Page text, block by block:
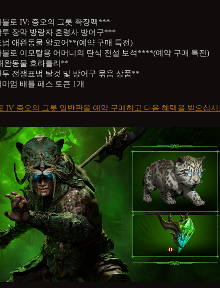
블로 IV: 증오의 그릇 확장팩***
투 장막 방랑자 혼령사 방어구***
범 애완동물 알코어**(예약 구매 특전)
블로 이모탈용 어머니의 탄식 전설 보석****(예약 구매 특전)
완동물 흐라틀리**
투 전쟁표범 탈것 및 방어구 묶음 상품**
엄 배틀 패스 토큰 1개
IV 증오의 그릇 일반판을 예약 구매하고 다음 혜택을 받으십시